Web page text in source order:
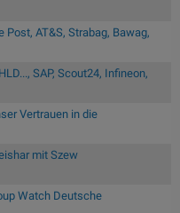
Post, AT&S, Strabag, Bawag,
SAP, Scout24, Infineon,
Vertrauen in die
mit Szew
Watch Deutsche